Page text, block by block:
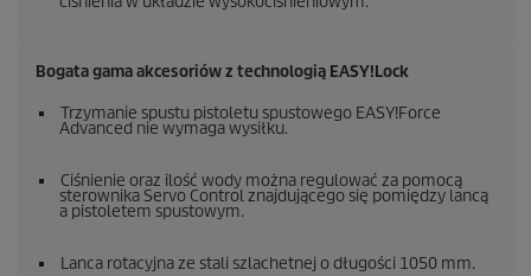
Bogata gama akcesoriów z technologią EASY!Lock
Trzymanie spustu pistoletu spustowego EASY!Force
Advanced nie wymaga wysiłku.
Ciśnienie oraz ilość wody można regulować za pomocą
sterownika Servo Control znajdującego się pomiędzy lancą
a pistoletem spustowym.
Lanca rotacyjna ze stali szlachetnej o długości 1050 mm.